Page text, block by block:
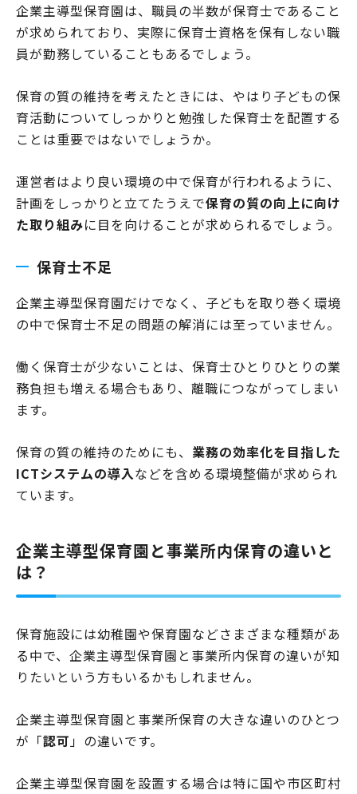
企業主導型保育園は、職員の半数が保育士であること
が求められており、実際に保育士資格を保有しない職
員が勤務していることもあるでしょう。
保育の質の維持を考えたときには、やはり子どもの保
育活動についてしっかりと勉強した保育士を配置する
ことは重要ではないでしょうか。
運営者はより良い環境の中で保育が行われるように、
計画をしっかりと立てたうえで保育の質の向上に向け
た取り組みに目を向けることが求められるでしょう。
保育士不足
企業主導型保育園だけでなく、子どもを取り巻く環境
の中で保育士不足の問題の解消には至っていません。
働く保育士が少ないことは、保育士ひとりひとりの業
務負担も増える場合もあり、離職につながってしまい
ます。
保育の質の維持のためにも、 業務の効率化を目指した
ICTシステムの導入などを含める環境整備が求められ
ています。
企業主導型保育園と事業所内保育の違いと
は？
保育施設には幼稚園や保育園などさまざまな種類があ
る中で、企業主導型保育園と事業所内保育の違いが知
りたいという方もいるかもしれません。
企業主導型保育園と事業所保育の大きな違いのひとつ
が「認可」の違いです。
企業主導型保育園を設置する場合は特に国や市区町村